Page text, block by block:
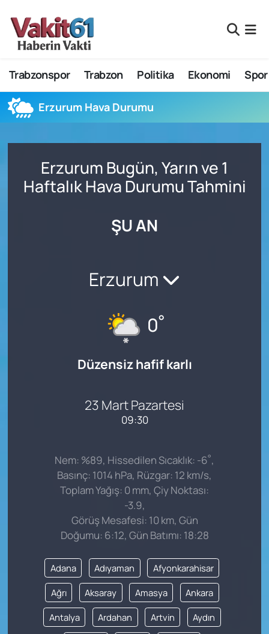
Trabzonspor Trabzon Politika Ekonomi Spor
Erzurum Hava Durumu
Erzurum Bugün, Yarın ve 1
Haftalık Hava Durumu Tahmini
ŞU AN
Erzurum
0°
Düzensiz hafif karlı
23 Mart Pazartesi
09:30
Nem: %89, Hissedilen Sıcaklık: -6°,
Basınç: 1014 hPa, Rüzgar: 12 km/s,
Toplam Yağış: 0 mm, Çiy Noktası:
-3.9,
Görüş Mesafesi: 10 km, Gün
Doğumu: 6:12, Gün Batımı: 18:28
Adana Adıyaman Afyonkarahisar
Ağrı Aksaray Amasya Ankara
Antalya Ardahan Artvin Aydın
Nöbetçi Eczaneler
Hava Durumu
Namaz Vakitleri
Süper Lig Puan Durumu ve Fikstür
Son Dakika Haberleri